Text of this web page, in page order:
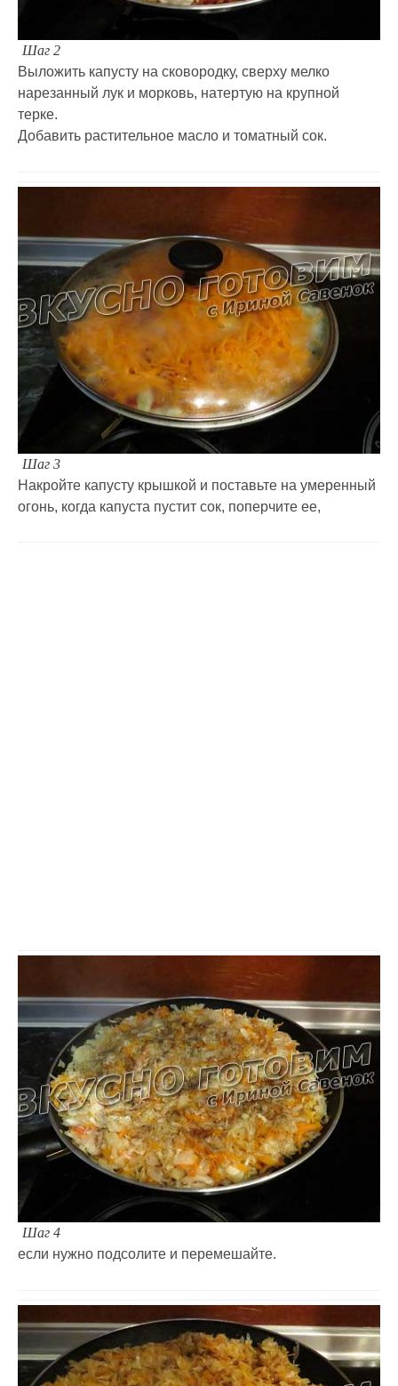
Шаг 2
Выложить капусту на сковородку, сверху мелко
нарезанный лук и морковь, натертую на крупной
терке.
Добавить растительное масло и томатный сок.
Шаг 3
Накройте капусту крышкой и поставьте на умеренный
огонь, когда капуста пустит сок, поперчите ее,
Шаг 4
если нужно подсолите и перемешайте.